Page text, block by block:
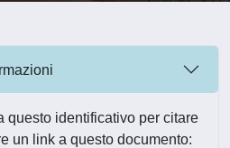
questo identificativo per citare
un link a questo documento: